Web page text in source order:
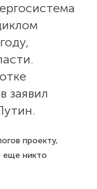
заявил
проекту,
еще никто